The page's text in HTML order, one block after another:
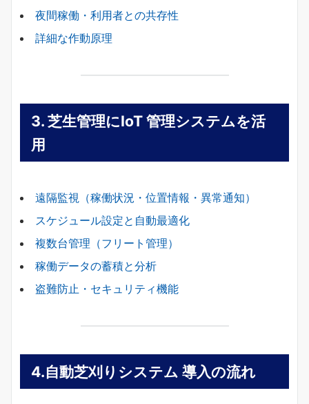
夜間稼働・利用者との共存性
詳細な作動原理
3. 芝生管理にIoT 管理システムを活
用
遠隔監視（稼働状況・位置情報・異常通知）
スケジュール設定と自動最適化
複数台管理（フリート管理）
稼働データの蓄積と分析
盗難防止・セキュリティ機能
4.自動芝刈りシステム 導入の流れ